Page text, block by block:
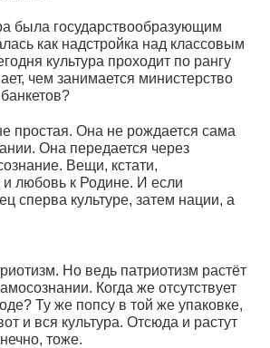
была государствообразующим
как надстройка над классовым
культура проходит по рангу
чем занимается министерство
простая. Она не рождается сама
Она передается через
Вещи, кстати,
любовь к Родине. И если
сперва культуре, затем нации, а
Но ведь патриотизм растёт
Когда же отсутствует
Ту же попсу в той же упаковке,
и вся культура. Отсюда и растут
тоже.